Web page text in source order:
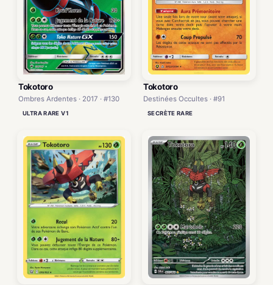
Tokotoro
Ombres Ardentes · 2017 · #130
ULTRA RARE V1
Tokotoro
Destinées Occultes · #91
SECRÈTE RARE